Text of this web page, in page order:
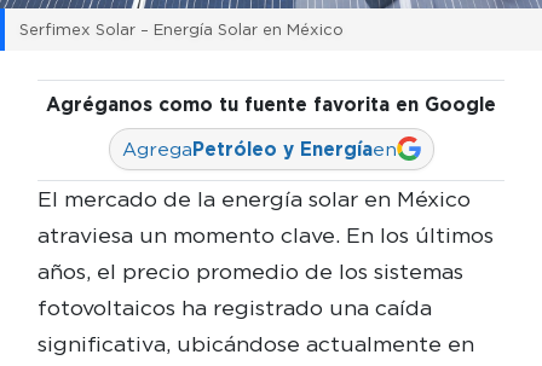
Serfimex Solar – Energía Solar en México
Agréganos como tu fuente favorita en Google
AgregaPetróleo y Energíaen
El mercado de la energía solar en México
atraviesa un momento clave. En los últimos
años, el precio promedio de los sistemas
fotovoltaicos ha registrado una caída
significativa, ubicándose actualmente en